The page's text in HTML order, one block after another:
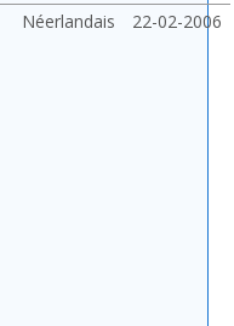
Néerlandais 22-02-2006